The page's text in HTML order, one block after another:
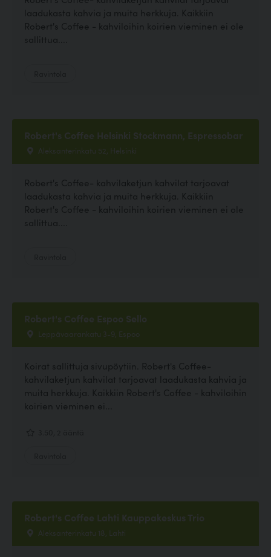
laadukasta kahvia ja muita herkkuja. Kaikkiin
Robert's Coffee - kahviloihin koirien vieminen ei ole
sallittua....
Robert's Coffee Helsinki Stockmann, Espressobar
Aleksanterinkatu 52, Helsinki
Robert's Coffee- kahvilaketjun kahvilat tarjoavat
laadukasta kahvia ja muita herkkuja. Kaikkiin
Robert's Coffee - kahviloihin koirien vieminen ei ole
sallittua....
Robert's Coffee Espoo Sello
Leppävaarankatu 3-9, Espoo
Koirat sallittuja sivupöytiin. Robert's Coffee-
kahvilaketjun kahvilat tarjoavat laadukasta kahvia ja
muita herkkuja. Kaikkiin Robert's Coffee - kahviloihin
koirien vieminen ei...
Robert's Coffee Lahti Kauppakeskus Trio
Aleksanterinkatu 18, Lahti